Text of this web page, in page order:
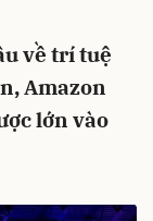
về trí tuệ
Amazon
lớn vào
Hủy